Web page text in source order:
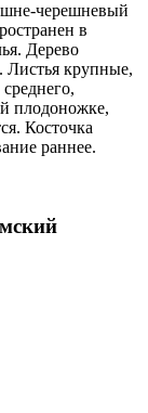
черешневый
в
Дерево
Листья крупные,
плодоножке,
Косточка
раннее.